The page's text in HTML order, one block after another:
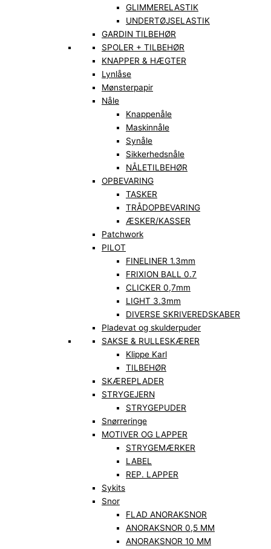
GLIMMERELASTIK
UNDERTØJSELASTIK
GARDIN TILBEHØR
SPOLER + TILBEHØR
KNAPPER & HÆGTER
Lynlåse
Mønsterpapir
Nåle
Knappenåle
Maskinnåle
Synåle
Sikkerhedsnåle
NÅLETILBEHØR
OPBEVARING
TASKER
TRÅDOPBEVARING
ÆSKER/KASSER
Patchwork
PILOT
FINELINER 1.3mm
FRIXION BALL 0.7
CLICKER 0,7mm
LIGHT 3.3mm
DIVERSE SKRIVEREDSKABER
Pladevat og skulderpuder
SAKSE & RULLESKÆRER
Klippe Karl
TILBEHØR
SKÆREPLADER
STRYGEJERN
STRYGEPUDER
Snørreringe
MOTIVER OG LAPPER
STRYGEMÆRKER
LABEL
REP. LAPPER
Sykits
Snor
FLAD ANORAKSNOR
ANORAKSNOR 0,5 MM
ANORAKSNOR 10 MM